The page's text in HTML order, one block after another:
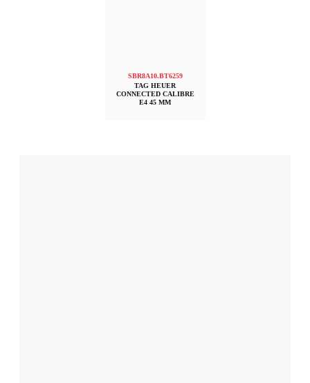
SBR8A10.BT6259
TAG HEUER
CONNECTED CALIBRE
E4 45 MM